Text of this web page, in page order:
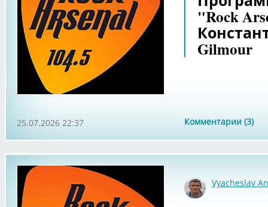
"Rock
Gilmour
Комментарии (3)
25.07.2026 22:37
Vyacheslav